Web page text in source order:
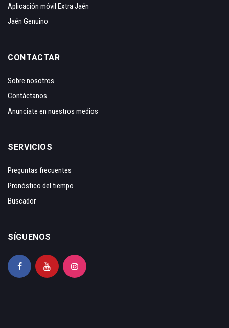
Aplicación móvil Extra Jaén
Jaén Genuino
CONTACTAR
Sobre nosotros
Contáctanos
Anunciate en nuestros medios
SERVICIOS
Preguntas frecuentes
Pronóstico del tiempo
Buscador
SÍGUENOS